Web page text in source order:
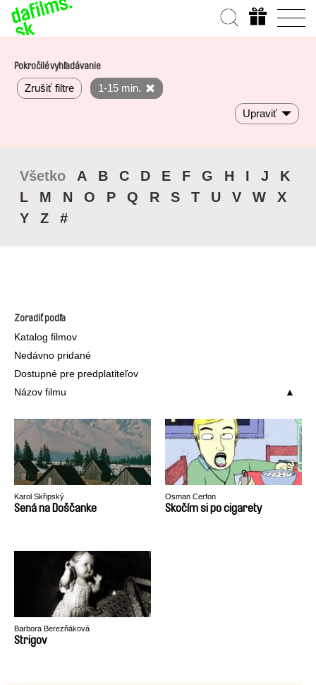
Pokročilé vyhľadávanie
Zrušiť filtre 1-15 min.
Upraviť
Všetko A B C D E F G H I J
K
L
M N O P Q R S T U V W
X
Y
Z #
Zoradiť podľa
Katalog filmov
Nedávno pridané
Dostupné pre predplatiteľov
Názov filmu
Karol Skřipský
Sená na Doščanke
Osman Cerfon
Skočím si po cigarety
Barbora Berezňáková
Strigov